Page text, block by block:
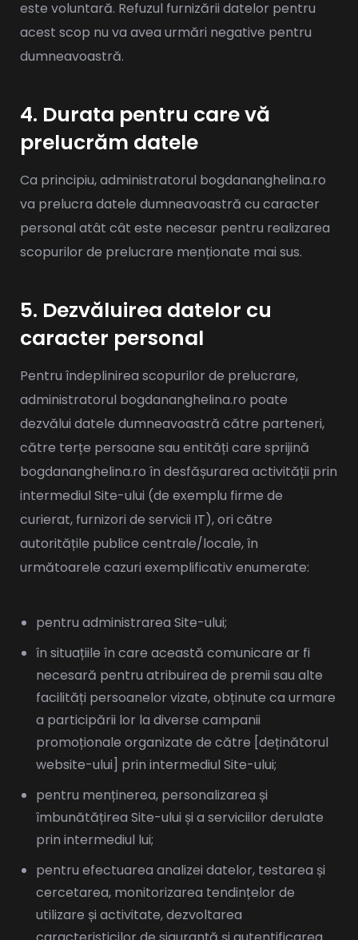
este voluntară. Refuzul furnizării datelor pentru
acest scop nu va avea urmări negative pentru
dumneavoastră.
4. Durata pentru care vă
prelucrăm datele
Ca principiu, administratorul bogdananghelina.ro
va prelucra datele dumneavoastră cu caracter
personal atât cât este necesar pentru realizarea
scopurilor de prelucrare menționate mai sus.
5. Dezvăluirea datelor cu
caracter personal
Pentru îndeplinirea scopurilor de prelucrare,
administratorul bogdananghelina.ro poate
dezvălui datele dumneavoastră către parteneri,
către terțe persoane sau entități care sprijină
bogdananghelina.ro în desfășurarea activității prin
intermediul Site-ului (de exemplu firme de
curierat, furnizori de servicii IT), ori către
autoritățile publice centrale/locale, în
următoarele cazuri exemplificativ enumerate:
pentru administrarea Site-ului;
în situațiile în care această comunicare ar fi
necesară pentru atribuirea de premii sau alte
facilități persoanelor vizate, obținute ca urmare
a participării lor la diverse campanii
promoționale organizate de către [deținătorul
website-ului] prin intermediul Site-ului;
pentru menținerea, personalizarea și
îmbunătățirea Site-ului și a serviciilor derulate
prin intermediul lui;
pentru efectuarea analizei datelor, testarea și
cercetarea, monitorizarea tendințelor de
utilizare și activitate, dezvoltarea